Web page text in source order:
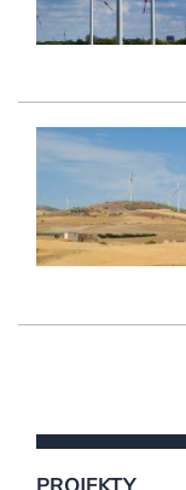
PROJEKTY